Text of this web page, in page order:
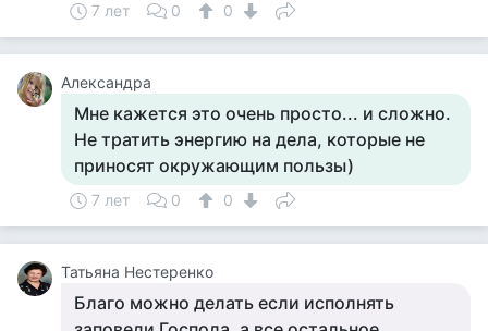
7 лет 0 0
Александра
Мне кажется это очень просто... и сложно.
Не тратить энергию на дела, которые не
приносят окружающим пользы)
7 лет 0 0
Татьяна Нестеренко
Благо можно делать если исполнять